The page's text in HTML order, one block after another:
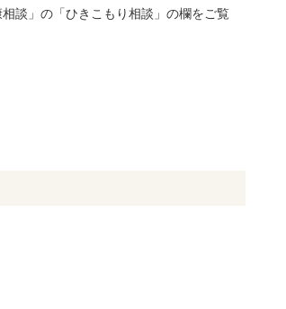
談」の「ひきこもり相談」の欄をご覧